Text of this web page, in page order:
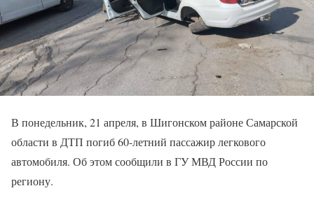
В понедельник, 21 апреля, в Шигонском районе Самарской
области в ДТП погиб 60-летний пассажир легкового
автомобиля. Об этом сообщили в ГУ МВД России по
региону.